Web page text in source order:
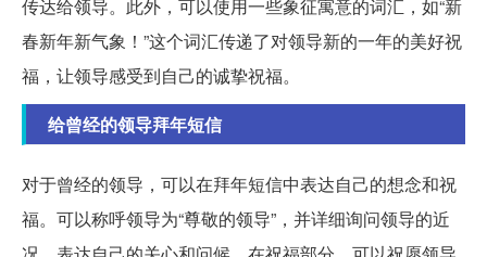
传达给领导。此外，可以使用一些象征寓意的词汇，如“新
春新年新气象！”这个词汇传递了对领导新的一年的美好祝
福，让领导感受到自己的诚挚祝福。
给曾经的领导拜年短信
对于曾经的领导，可以在拜年短信中表达自己的想念和祝
福。可以称呼领导为“尊敬的领导”，并详细询问领导的近